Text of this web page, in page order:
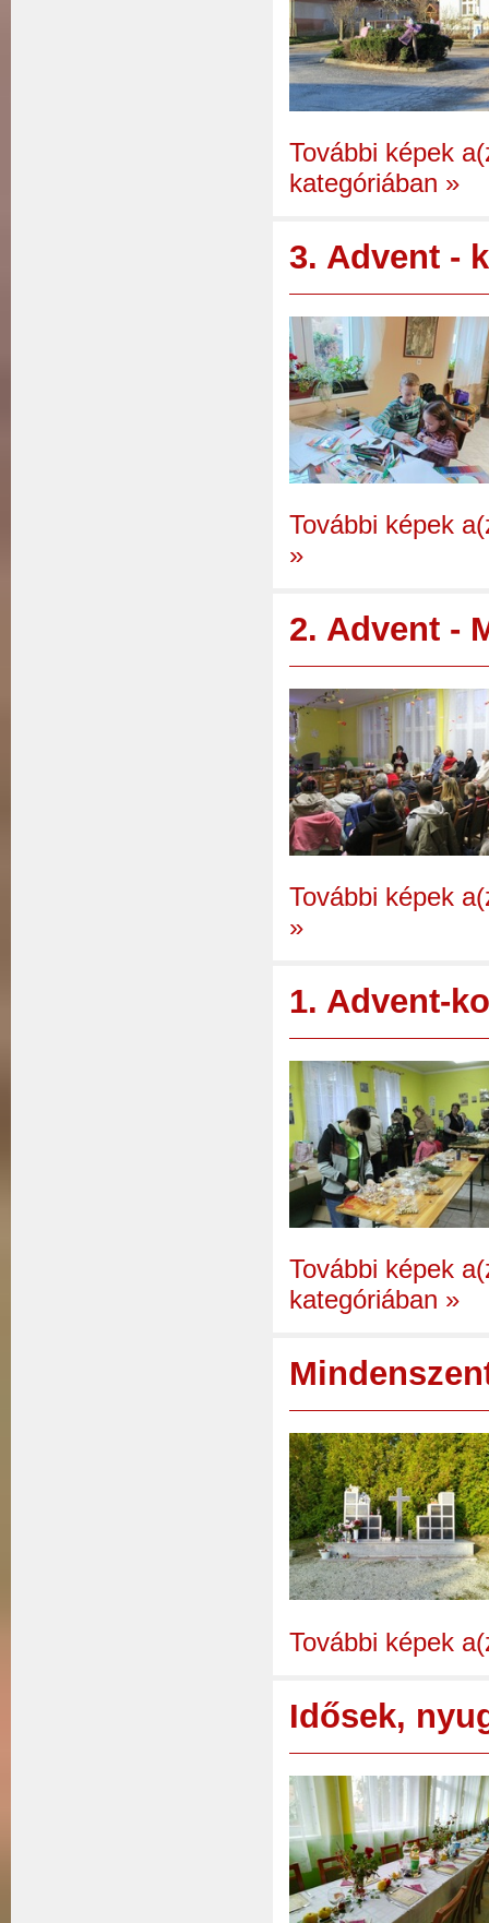
További képek
kategóriában »
3. Advent -
További képek
»
2. Advent -
További képek
»
1. Advent-
További képek
kategóriában »
További képek
Idősek,